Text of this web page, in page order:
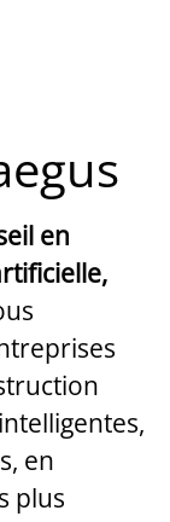
en
en
plus